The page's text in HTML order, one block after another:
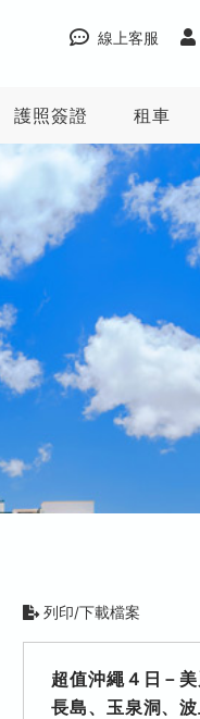
線上客服
護照簽證 租車
列印/下載檔案
超值沖繩４日－
長島、玉泉洞、波